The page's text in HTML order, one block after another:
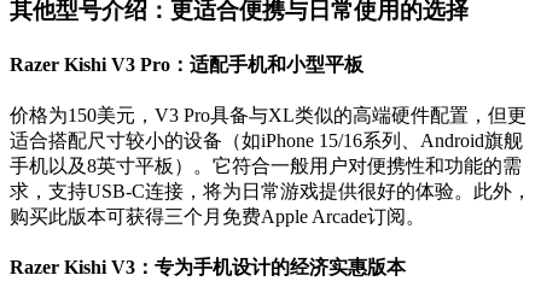
其他型号介绍：更适合便携与日常使用的选择
Razer Kishi V3 Pro：适配手机和小型平板
价格为150美元，V3 Pro具备与XL类似的高端硬件配置，但更
适合搭配尺寸较小的设备（如iPhone 15/16系列、Android旗舰
手机以及8英寸平板）。它符合一般用户对便携性和功能的需
求，支持USB-C连接，将为日常游戏提供很好的体验。此外，
购买此版本可获得三个月免费Apple Arcade订阅。
Razer Kishi V3：专为手机设计的经济实惠版本